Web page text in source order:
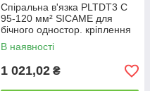
Спіральна в'язка PLTDT3 C
95-120 мм² SICAME для
бічного одностор. кріплення
проводу до ізоляторів
PSI...RD, спіральне кріплення
В наявності
1 021,02 ₴